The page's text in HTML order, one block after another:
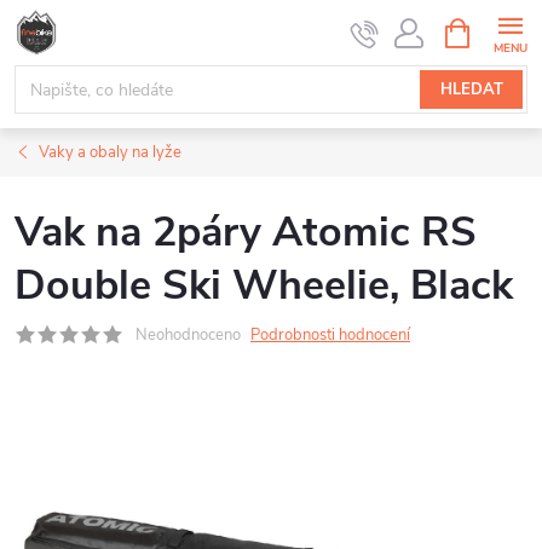
Přejít
obsah
HLEDAT
NÁKUPNÍ
KOŠÍK
Vaky a obaly na lyže
Vak na 2páry Atomic RS
Double Ski Wheelie, Black
Neohodnoceno Podrobnosti hodnocení